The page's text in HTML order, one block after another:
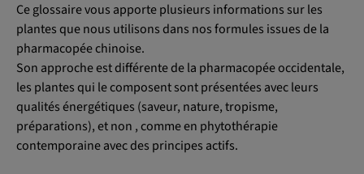
Ce glossaire vous apporte plusieurs informations sur les
plantes que nous utilisons dans nos formules issues de la
pharmacopée chinoise.
Son approche est différente de la pharmacopée occidentale,
les plantes qui le composent sont présentées avec leurs
qualités énergétiques (saveur, nature, tropisme,
préparations), et non , comme en phytothérapie
contemporaine avec des principes actifs.
OK